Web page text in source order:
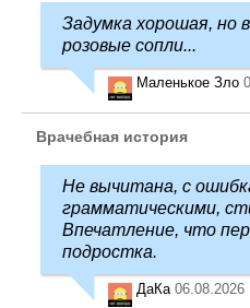
Задумка хорошая, но
розовые сопли...
Маленькое Зло
Врачебная история
Не вычитана, с
грамматическими,
Впечатление, что
подростка.
ДаКа 06.08.2026